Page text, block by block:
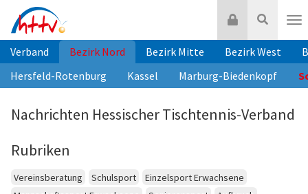
Inhalt
springen
Suche
Login
Verband Bezirk Nord Bezirk Mitte Bezirk West
Hersfeld-Rotenburg
Kassel Marburg-Biedenkopf
Nachrichten Hessischer Tischtennis-Verband
Rubriken
Vereinsberatung Schulsport
Einzelsport Erwachsene